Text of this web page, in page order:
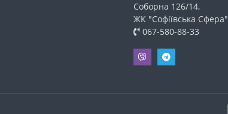
Соборна 126/14,
ЖК "Софіївська Сфера"
067-580-88-33